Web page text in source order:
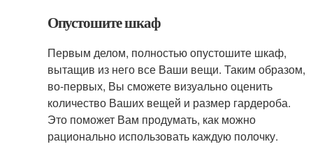
Опустошите шкаф
Первым делом, полностью опустошите шкаф,
вытащив из него все Ваши вещи. Таким образом,
во-первых, Вы сможете визуально оценить
количество Ваших вещей и размер гардероба.
Это поможет Вам продумать, как можно
рационально использовать каждую полочку.